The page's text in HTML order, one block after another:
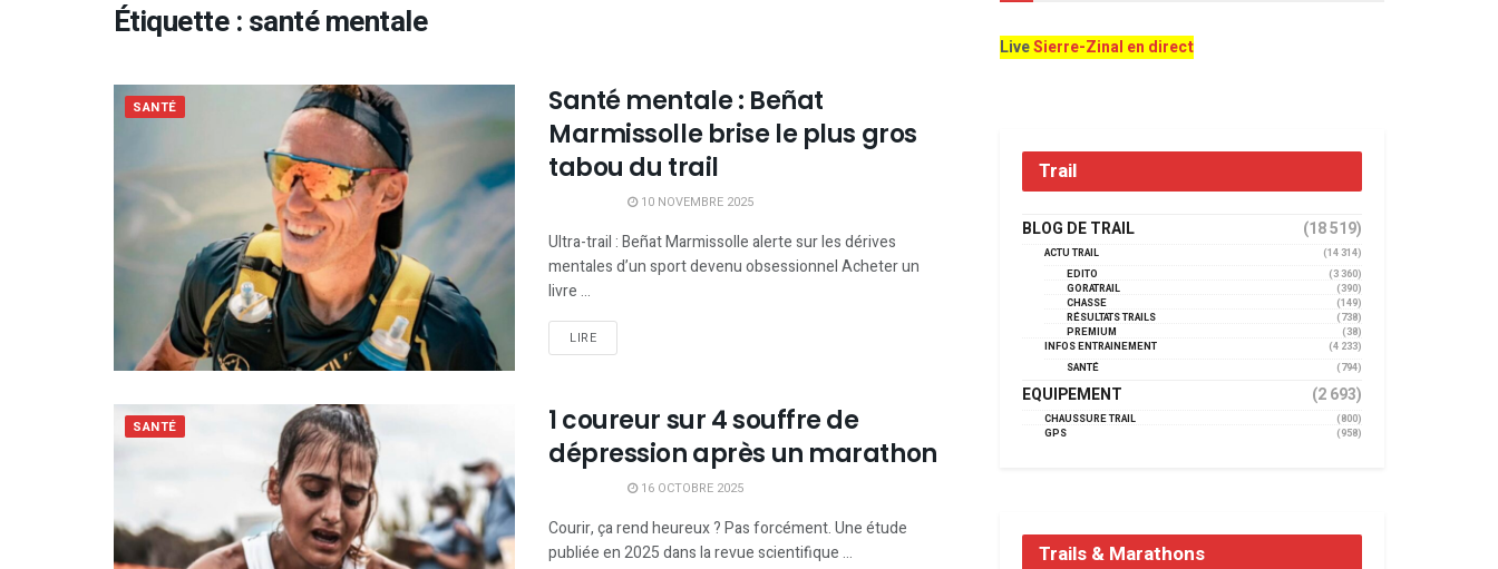
Étiquette :santé mentale
SANTÉ
Santé mentale : Beñat
Marmissolle brise le plus gros
tabou du trail
10 NOVEMBRE 2025
Ultra-trail : Beñat Marmissolle alerte sur les dérives
mentales d’un sport devenu obsessionnel Acheter un
livre ...
LIRE
SANTÉ
1 coureur sur 4 souffre de
dépression après un marathon
16 OCTOBRE 2025
Courir, ça rend heureux ? Pas forcément. Une étude
publiée en 2025 dans la revue scientifique ...
LiveSierre-Zinal en direct
Trail
BLOG DE TRAIL (18 519)
ACTU TRAIL
(14 314)
EDITO
(3 360)
GORATRAIL
(390)
CHASSE
(149)
RÉSULTATS TRAILS
(738)
PREMIUM
(38)
INFOS ENTRAINEMENT
(4 233)
SANTÉ
(794)
EQUIPEMENT (2 693)
CHAUSSURE TRAIL
(800)
GPS
(958)
Trails & Marathons